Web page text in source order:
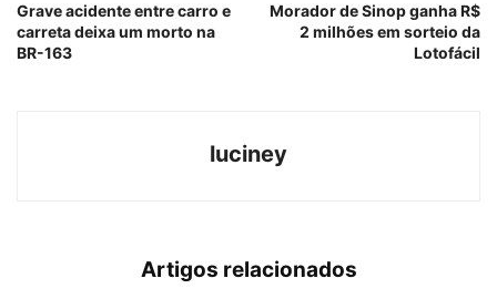
Grave acidente entre carro e
carreta deixa um morto na
BR-163
Morador de Sinop ganha R$
2 milhões em sorteio da
Lotofácil
luciney
Artigos relacionados